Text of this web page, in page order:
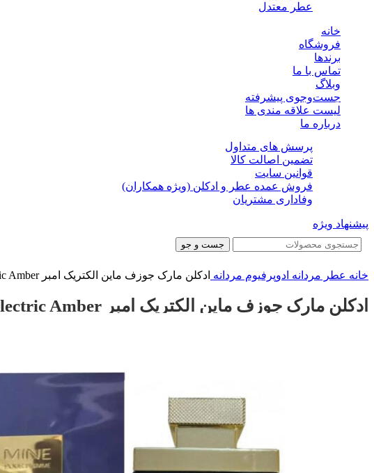
عطر معتدل
خانه
فروشگاه
برندها
تماس با ما
وبلاگ
جست‌وجوی پیشرفته
لیست علاقه مندی ها
درباره ما
پرسش های متداول
تضمین اصالت کالا
قوانین سایت
فروش عمده عطر و ادکلن (ویژه همکاران)
وفاداری مشتریان
پیشنهاد ویژه
جست و جو
خانه عطر مردانه ادوپرفیوم مردانه ادکلن مارک جوزف ماین الکتریک امبر Marc Joseph Mine Electric Amber
ادکلن مارک جوزف ماین الکتریک امبر Marc Joseph Mine Electric Amber